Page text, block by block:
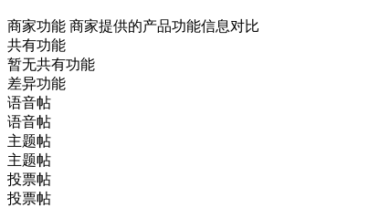
商家功能 商家提供的产品功能信息对比
共有功能
暂无共有功能
差异功能
语音帖
语音帖
主题帖
主题帖
投票帖
投票帖